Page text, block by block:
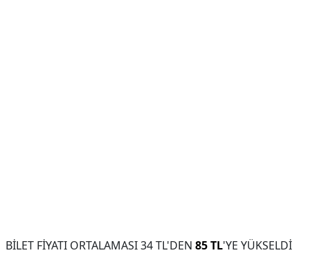
BİLET FİYATI ORTALAMASI 34 TL'DEN 85 TL'YE YÜKSELDİ